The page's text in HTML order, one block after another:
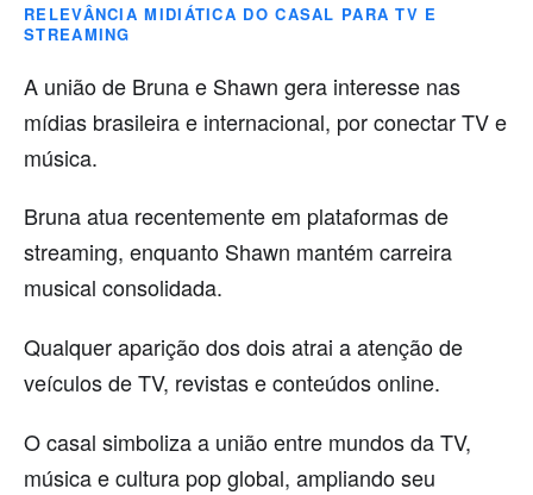
RELEVÂNCIA MIDIÁTICA DO CASAL PARA TV E
STREAMING
A união de Bruna e Shawn gera interesse nas
mídias brasileira e internacional, por conectar TV e
música.
Bruna atua recentemente em plataformas de
streaming, enquanto Shawn mantém carreira
musical consolidada.
Qualquer aparição dos dois atrai a atenção de
veículos de TV, revistas e conteúdos online.
O casal simboliza a união entre mundos da TV,
música e cultura pop global, ampliando seu